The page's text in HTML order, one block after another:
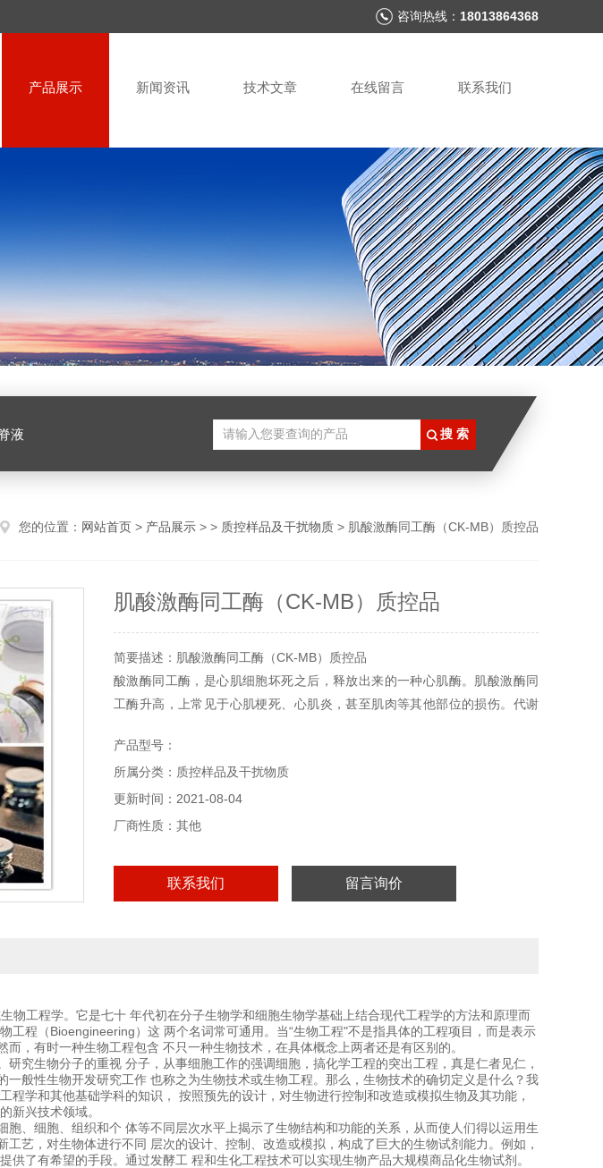
咨询热线： 18013864368
产品展示 新闻资讯 技术文章 在线留言 联系我们
液
您的位置： 网站首页 > 产品展示 > > 质控样品及干扰物质 > 肌酸激酶同工酶（CK-MB）质控品
肌酸激酶同工酶（CK-MB）质控品
简要描述：肌酸激酶同工酶（CK-MB）质控品
酸激酶同工酶，是心肌细胞坏死之后，释放出来的一种心肌酶。肌酸激酶同
工酶升高，上常见于心肌梗死、心肌炎，甚至肌肉等其他部位的损伤。代谢
研使用，不得用于食用，医疗等其它用途。
产品型号：
所属分类：质控样品及干扰物质
更新时间：2021-08-04
厂商性质：其他
联系我们 留言询价
物工程学。它是七十 年代初在分子生物学和细胞生物学基础上结合现代工程学的方法和原理而
工程（Bioengineering）这 两个名词常可通用。当“生物工程"不是指具体的工程项目，而是表示
，有时一种生物工程包含 不只一种生物技术，在具体概念上两者还是有区别的。
究生物分子的重视 分子，从事细胞工作的强调细胞，搞化学工程的突出工程，真是仁者见仁，
一般性生物开发研究工作 也称之为生物技术或生物工程。那么，生物技术的确切定义是什么？我
程学和其他基础学科的知识， 按照预先的设计，对生物进行控制和改造或模拟生物及其功能，
新兴技术领域。
胞、细胞、组织和个 体等不同层次水平上揭示了生物结构和功能的关系，从而使人们得以运用生
艺，对生物体进行不同 层次的设计、控制、改造或模拟，构成了巨大的生物试剂能力。例如，
供了有希望的手段。通过发酵工 程和生化工程技术可以实现生物产品大规模商品化生物试剂。